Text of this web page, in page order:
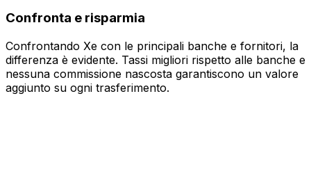
Confronta e risparmia
Confrontando Xe con le principali banche e fornitori, la
differenza è evidente. Tassi migliori rispetto alle banche e
nessuna commissione nascosta garantiscono un valore
aggiunto su ogni trasferimento.